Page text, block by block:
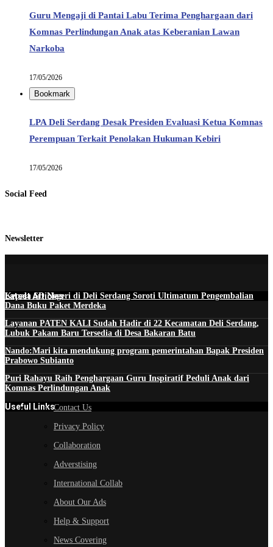
Guru Mengaji di Pantai Labu Terima Penghargaan dari
Komnas Perlindungan Anak atas Keberanian Lawan
Narkoba
17/05/2026
Bookmark
LPA Deli Serdang Desak Presiden Evaluasi Ketua Komnas
Perempuan Terkait Penolakan Hukuman Kebiri
17/05/2026
Social Feed
Newsletter
Latest Articles
Kepala SD Negeri di Deli Serdang Soroti Ultimatum Pengembalian
Dana Buku Paket Merdeka
Layanan PATEN KALI Sudah Hadir di 22 Kecamatan Deli Serdang,
Lubuk Pakam Baru Tersedia di Desa Bakaran Batu
Nando:Mari kita mendukung program pemerintahan Bapak Presiden
Prabowo Subianto
Puri Rahayu Raih Penghargaan Guru Inspiratif Peduli Anak dari
Komnas Perlindungan Anak
Useful LinksContact Us
Privacy Policy
Collaboration
Adverstising
International Collab
About Our Ads
Help & Support
News Covering